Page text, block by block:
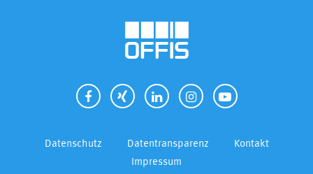
Datenschutz Datentransparenz
Kontakt
Impressum